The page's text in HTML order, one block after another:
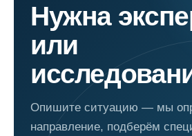
Нужна
или
Опишите ситуацию — мы
направление, подберём